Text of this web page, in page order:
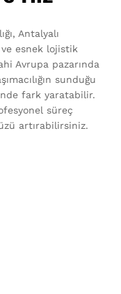
Antalyalı
esnek lojistik
Avrupa pazarında
sunduğu
fark yaratabilir.
süreç
artırabilirsiniz.